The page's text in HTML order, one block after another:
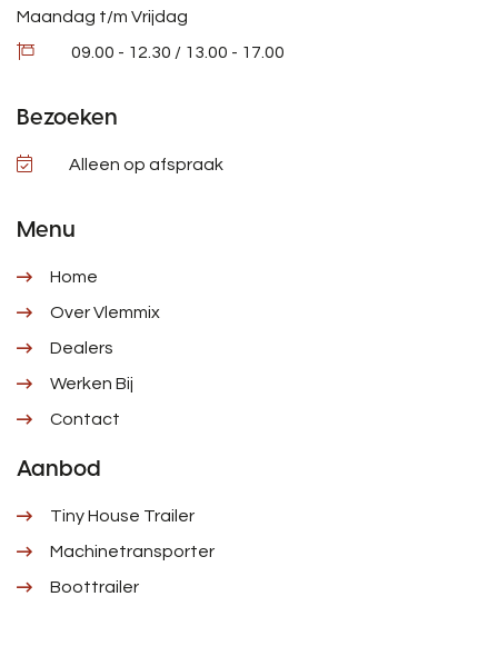
Maandag t/m Vrijdag
09.00 - 12.30 / 13.00 - 17.00
Bezoeken
Alleen op afspraak
Menu
Home
Over Vlemmix
Dealers
Werken Bij
Contact
Aanbod
Tiny House Trailer
Machinetransporter
Boottrailer